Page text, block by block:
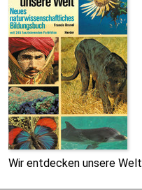
Wir entdecken unsere Welt